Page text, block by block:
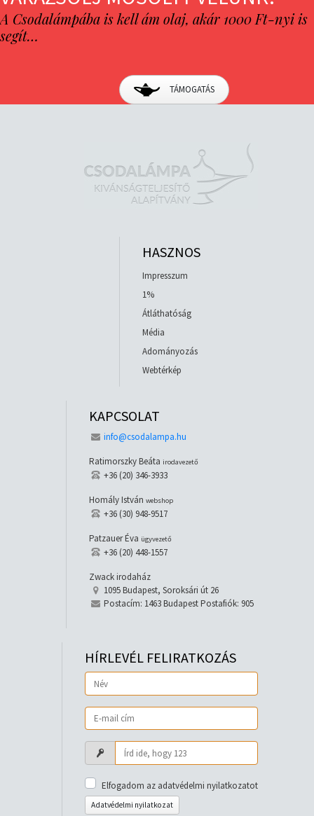
A Csodalámpába is kell ám olaj, akár 1000 Ft-nyi is
segít…
TÁMOGATÁS
HASZNOS
Impresszum
1%
Átláthatóság
Média
Adományozás
Webtérkép
KAPCSOLAT
info@csodalampa.hu
Ratimorszky Beáta irodavezető
+36 (20) 346-3933
Homály István webshop
+36 (30) 948-9517
Patzauer Éva ügyvezető
+36 (20) 448-1557
Zwack irodaház
1095 Budapest, Soroksári út 26
Postacím: 1463 Budapest Postafiók: 905
HÍRLEVÉL FELIRATKOZÁS
Elfogadom az adatvédelmi nyilatkozatot
Adatvédelmi nyilatkozat